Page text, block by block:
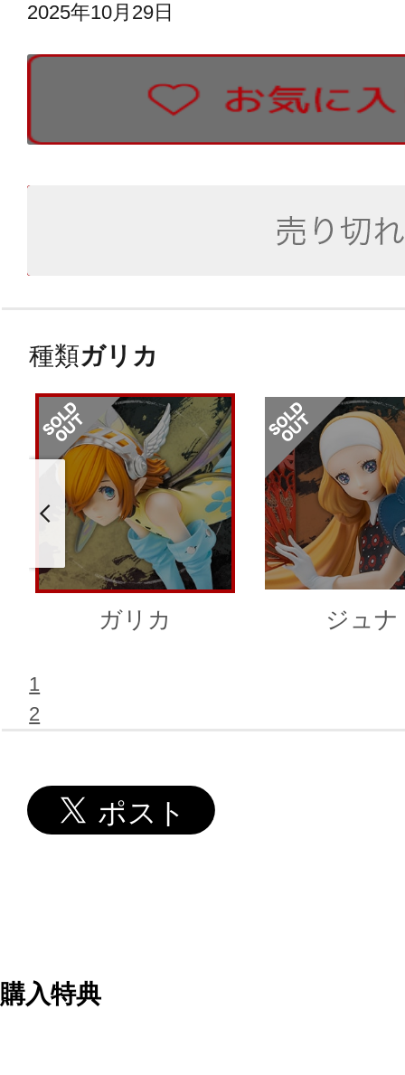
2025年10月29日
種類ガリカ
ガリカ ジュナ
1
2
購入特典